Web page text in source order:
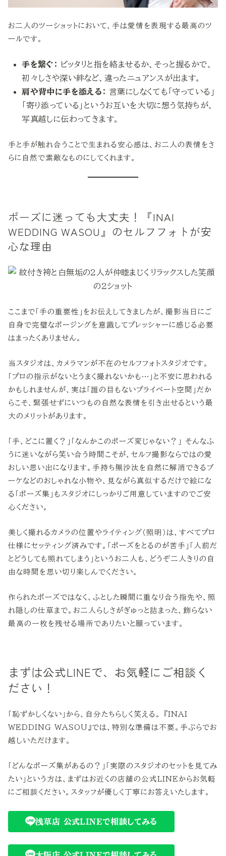
お二人のツーショットにおいて、手は愛情を表現する最高のツ
ールです。
手を繋ぐ： ピッタリと指を絡ませるか、そっと握るかで、
初々しさや深い絆など、違ったニュアンスが出ます。
肩や背中に手を添える： 言葉にしなくても「守っている」
「寄り添っている」というお互いを大切に想う気持ちが、
写真越しに伝わってきます。
手と手が触れ合うことで生まれる安心感は、お二人の表情をさ
らに自然で素敵なものにしてくれます。
ポーズに迷っても大丈夫！『INAI
WEDDING WASOU』のセルフフォトが安
心な理由
ここまで「手の重要性」をお伝えしてきましたが、撮影当日にご
自身で完璧なポージングを意識してプレッシャーに感じる必要
はまったくありません。
当スタジオは、カメラマンが不在のセルフフォトスタジオです。
「プロの指示がないとうまく撮れないかも…」と不安に思われる
かもしれませんが、実は「誰の目もないプライベート空間」だか
らこそ、緊張せずにいつもの自然な表情を引き出せるという最
大のメリットがあります。
「手、どこに置く？」「なんかこのポーズ変じゃない？」 そんなふ
うに迷いながら笑い合う時間こそが、セルフ撮影ならではの愛
おしい思い出になります。手持ち無沙汰を自然に解消できるブ
ーケなどのおしゃれな小物や、見ながら真似するだけで絵にな
る「ポーズ集」もスタジオにしっかりご用意していますのでご安
心ください。
美しく撮れるカメラの位置やライティング（照明）は、すべてプロ
仕様にセッティング済みです。「ポーズをとるのが苦手」「人前だ
とどうしても照れてしまう」というお二人も、どうぞ二人きりの自
由な時間を思い切り楽しんでください。
作られたポーズではなく、ふとした瞬間に重なり合う指先や、照
れ隠しの仕草まで。お二人らしさがぎゅっと詰まった、飾らない
最高の一枚を残せる場所でありたいと願っています。
まずは公式LINEで、お気軽にご相談く
ださい！
「恥ずかしくない」から、自分たちらしく笑える。 『INAI
WEDDING WASOU』では、特別な準備は不要。手ぶらでお
越しいただけます。
「どんなポーズ集があるの？」「実際のスタジオのセットを見てみ
たい」という方は、まずはお近くの店舗の公式LINEからお気軽
にご相談ください。スタッフが優しく丁寧にお答えいたします。
浅草店 公式LINEで相談してみる